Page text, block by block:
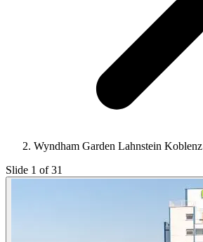
Wyndham Garden Lahnstein Koblenz
Slide 1 of 31